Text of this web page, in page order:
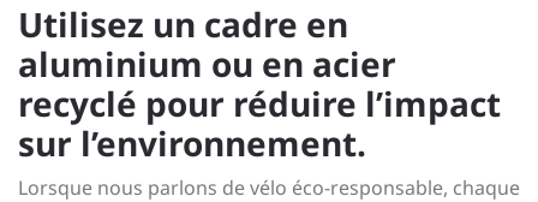
Utilisez un cadre en
aluminium ou en acier
recyclé pour réduire l’impact
sur l’environnement.
Lorsque nous parlons de vélo éco-responsable, chaque